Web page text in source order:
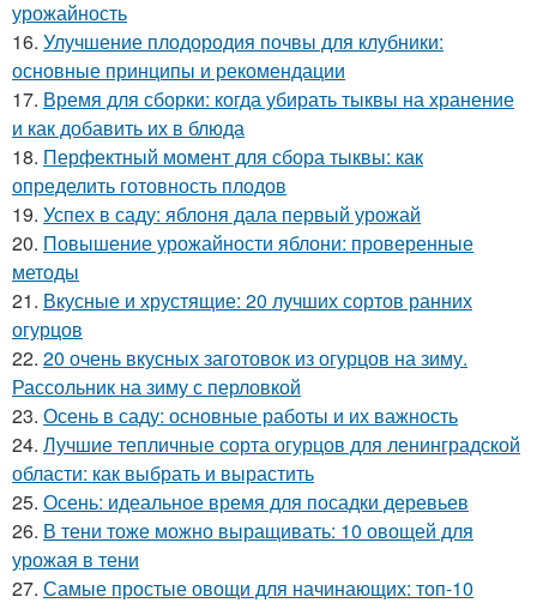
урожайность
16. Улучшение плодородия почвы для клубники:
основные принципы и рекомендации
17. Время для сборки: когда убирать тыквы на хранение
и как добавить их в блюда
18. Перфектный момент для сбора тыквы: как
определить готовность плодов
19. Успех в саду: яблоня дала первый урожай
20. Повышение урожайности яблони: проверенные
методы
21. Вкусные и хрустящие: 20 лучших сортов ранних
огурцов
22. 20 очень вкусных заготовок из огурцов на зиму.
Рассольник на зиму с перловкой
23. Осень в саду: основные работы и их важность
24. Лучшие тепличные сорта огурцов для ленинградской
области: как выбрать и вырастить
25. Осень: идеальное время для посадки деревьев
26. В тени тоже можно выращивать: 10 овощей для
урожая в тени
27. Самые простые овощи для начинающих: топ-10